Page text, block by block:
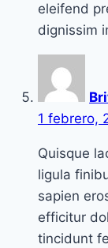
eleifend
dignissim
1 febrero,
Quisque
ligula
sapien
efficitur
tincidunt